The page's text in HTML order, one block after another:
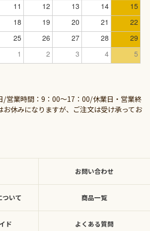
/営業時間：9：00～17：00/休業日・営業終
お休みになりますが、ご注文は受け承ってお
お問い合わせ
ついて 商品一覧
ド よくある質問